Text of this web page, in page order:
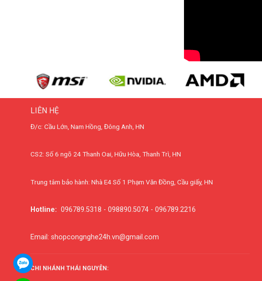
LIÊN HỆ
Đ/c: Cầu Lớn, Nam Hồng, Đông Anh, HN
CS2: Số 6 ngõ 24 Thanh Oai, Hữu Hòa, Thanh Trì, HN
Trung tâm bảo hành: Nhà E4 Số 1 Phạm Văn Đồng, Cầu giấy, HN
Hotline: 096789.5318 - 098890.5074 - 096789.2216
Email: shopcongnghe24h.vn@gmail.com
CHI NHÁNH THÁI NGUYÊN: